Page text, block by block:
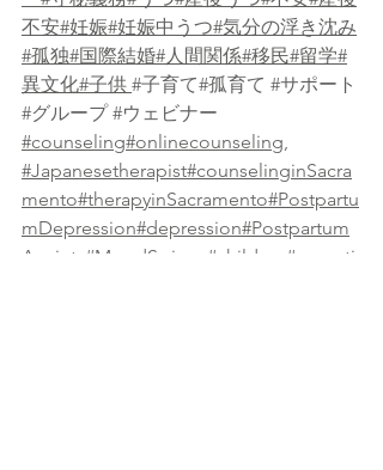
不安#妊娠#妊娠中うつ#気分の浮き沈み
#孤独#国際結婚#人間関係#移民#留学#
異文化#子供 #子育て#孤育て #サポート
#グループ #ウェビナー
#counseling#onlinecounseling,
#Japanesetherapist#counselinginSacra
mento#therapyinSacramento#Postpartu
mDepression#depression#Postpartum
Anxiety #MoodSwings #children
#parenti